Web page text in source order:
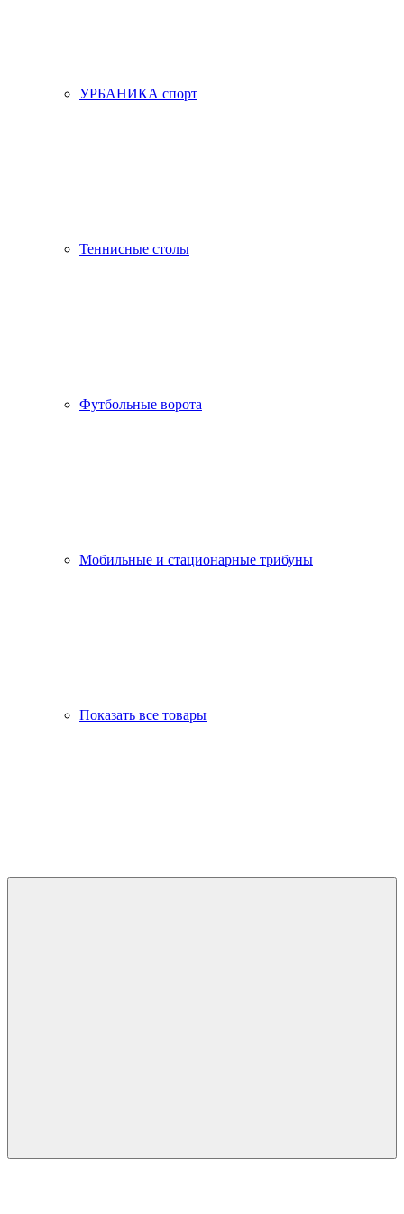
УРБАНИКА спорт
Теннисные столы
Футбольные ворота
Мобильные и стационарные трибуны
Показать все товары